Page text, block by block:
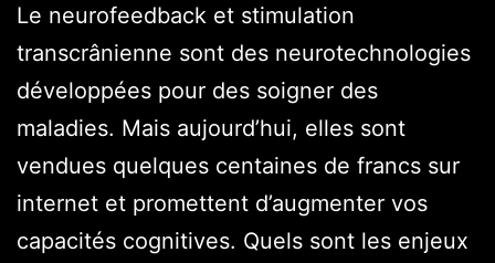
Le neurofeedback et stimulation
transcrânienne sont des neurotechnologies
développées pour des soigner des
maladies. Mais aujourd’hui, elles sont
vendues quelques centaines de francs sur
internet et promettent d’augmenter vos
capacités cognitives. Quels sont les enjeux